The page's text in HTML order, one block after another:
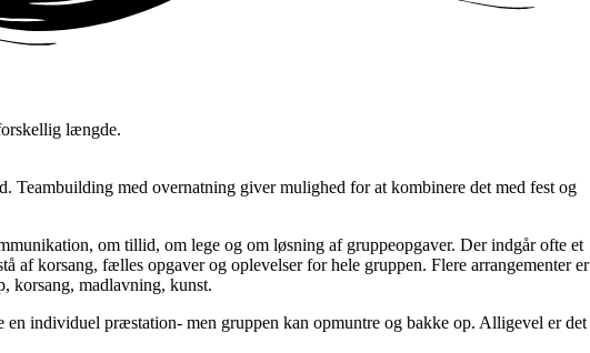
længde.
med overnatning giver mulighed for at kombinere det med fest og
om tillid, om lege og om løsning af gruppeopgaver. Der indgår ofte et
af korsang, fælles opgaver og oplevelser for hele gruppen. Flere arrangementer er
korsang, madlavning, kunst.
individuel præstation- men gruppen kan opmuntre og bakke op. Alligevel er det